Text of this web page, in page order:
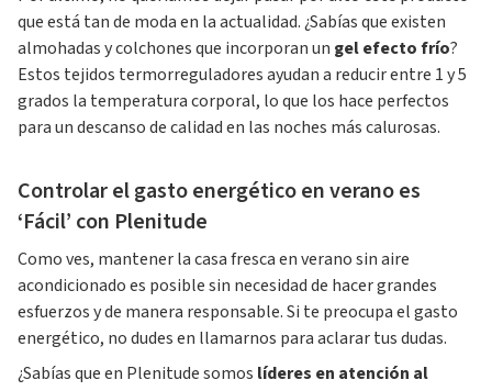
que está tan de moda en la actualidad. ¿Sabías que existen
almohadas y colchones que incorporan un gel efecto frío?
Estos tejidos termorreguladores ayudan a reducir entre 1 y 5
grados la temperatura corporal, lo que los hace perfectos
para un descanso de calidad en las noches más calurosas.
Controlar el gasto energético en verano es
‘Fácil’ con Plenitude
Como ves, mantener la casa fresca en verano sin aire
acondicionado es posible sin necesidad de hacer grandes
esfuerzos y de manera responsable. Si te preocupa el gasto
energético, no dudes en llamarnos para aclarar tus dudas.
¿Sabías que en Plenitude somos líderes en atención al